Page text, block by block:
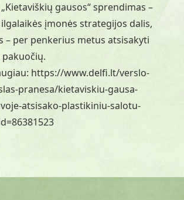
gausos“ sprendimas –
įmonės strategijos dalis,
– per penkerius metus atsisakyti
https://www.delfi.lt/verslo-
pranesa/kietaviskiu-gausa-
atsisako-plastikiniu-salotu-